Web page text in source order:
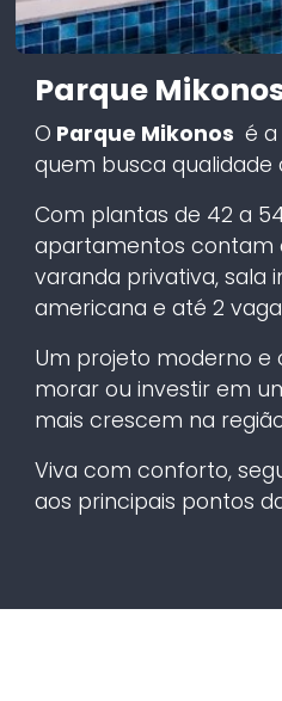
Parque
O Parque Mikonos é
quem busca qualidade
Com plantas de 42 a
apartamentos contam
varanda privativa, sala
americana e até 2
Um projeto moderno e
morar ou investir em
mais crescem na
Viva com conforto,
aos principais pontos